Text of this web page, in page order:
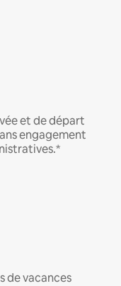
et de départ
engagement
de vacances